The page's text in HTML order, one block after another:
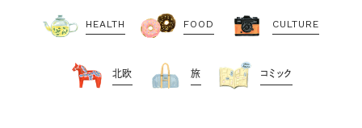
HEALTH FOOD CULTURE
北欧 旅 コミック